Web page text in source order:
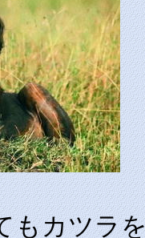
もカツラ